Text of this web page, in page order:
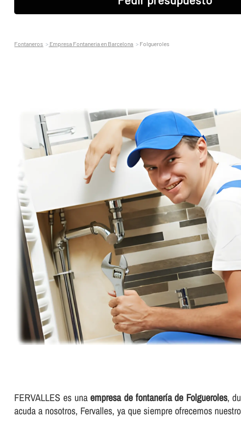
Fontaneros Empresa Fontaneria en Barcelona Folgueroles
FERVALLES es unaempresa de fontanerí­a de Folgueroles,
acuda a nosotros, Fervalles, ya que siempre ofrecemos